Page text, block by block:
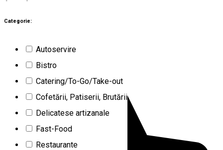
Categorie:
Autoservire
Bistro
Catering/To-Go/Take-out
Cofetării, Patiserii, Brutării
Delicatese artizanale
Fast-Food
Restaurante
1
rezultat
Covasna (CV)
Ca la Mama Acasă